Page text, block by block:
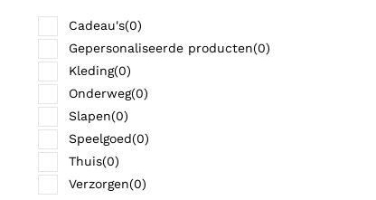
Cadeau's(0)
Gepersonaliseerde producten(0)
Kleding(0)
Onderweg(0)
Slapen(0)
Speelgoed(0)
Thuis(0)
Verzorgen(0)